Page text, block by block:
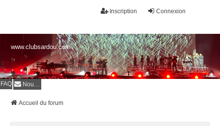
Connexion
Inscription
www.clubsardou.com
FAQ Nous contacter
Accueil du forum